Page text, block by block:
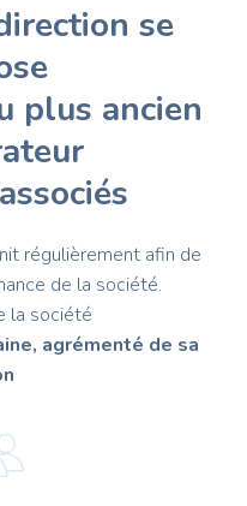
se
plus ancien
régulièrement afin de
de la société.
la société
agrémenté de sa